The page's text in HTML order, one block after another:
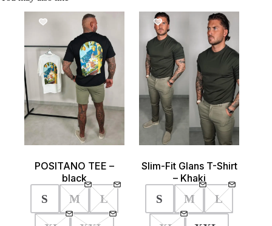
SALE!
POSITANO TEE –
black
S M L
SALE!
Slim-Fit Glans T-Shirt
– Khaki
S M L